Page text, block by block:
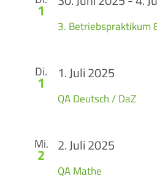
1
3. Betriebspraktikum
Di.
1
QA Deutsch / DaZ
1. Juli 2025
Mi.
2
QA Mathe
2. Juli 2025